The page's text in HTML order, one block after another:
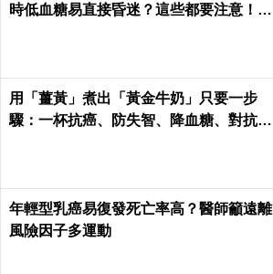
時低血糖易直接昏迷？這些都要注意！陳
用「薑黃」煮出「黃金牛奶」只要一步
驟：一杯抗癌、防失智、降血糖、對抗關
年輕型乳癌易復發死亡率高？醫師籲遠離
風險因子多運動